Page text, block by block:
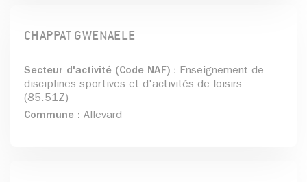
CHAPPAT GWENAELE
Secteur d'activité (Code NAF) : Enseignement de
disciplines sportives et d'activités de loisirs
(85.51Z)
Commune : Allevard